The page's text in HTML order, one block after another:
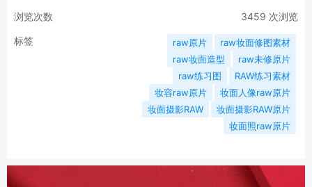
浏览次数 3459 次浏览
标签 raw原片
raw妆面修图素材
raw妆面造型
raw未修原片
raw练习图
RAW练习素材
妆容raw原片
妆面人像raw原片
妆面摄影RAW
妆面摄影RAW原片
妆面照raw原片